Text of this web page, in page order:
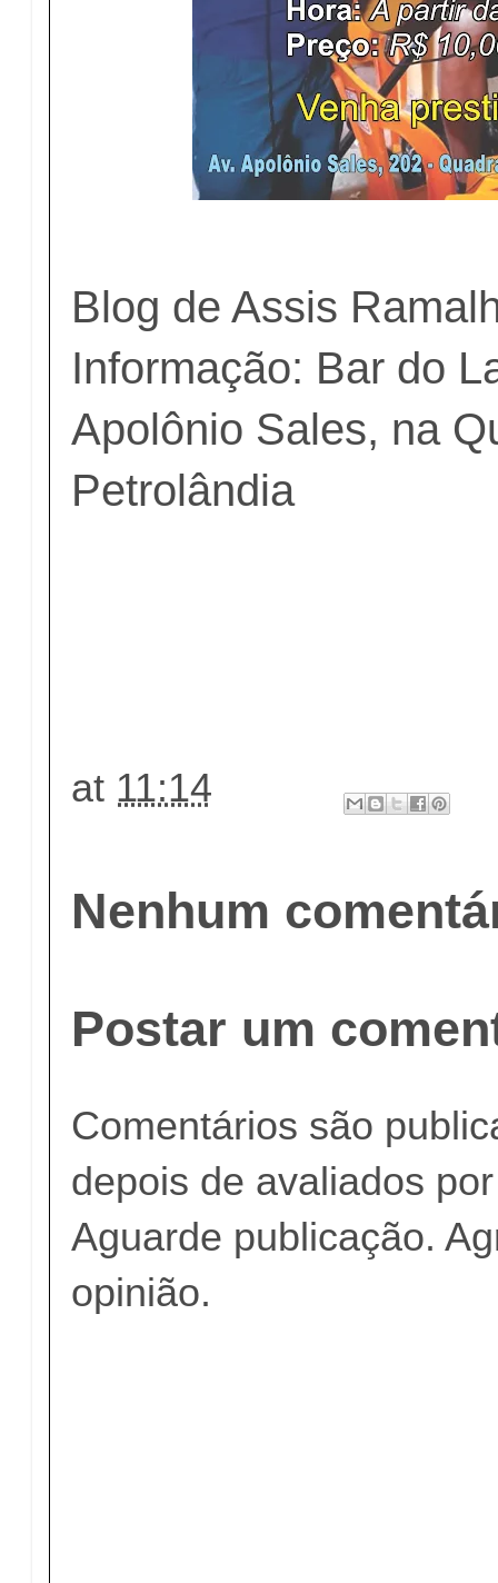
Blog de Assis
Informação: Bar do
Apolônio Sales, na
Petrolândia
at 11:14
Nenhum
Postar um
Comentários são
depois de avaliados
Aguarde publicação.
opinião.